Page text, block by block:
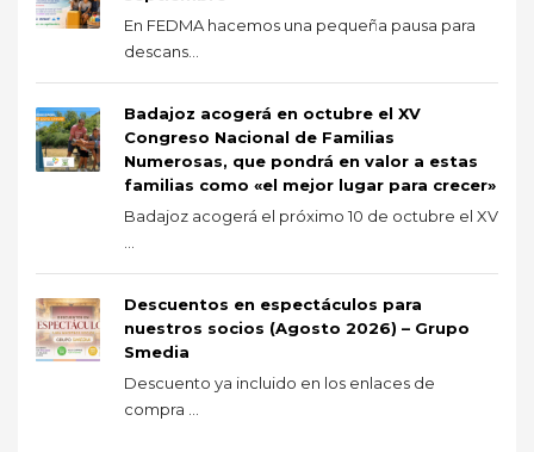
En FEDMA hacemos una pequeña pausa para
descans...
Badajoz acogerá en octubre el XV
Congreso Nacional de Familias
Numerosas, que pondrá en valor a estas
familias como «el mejor lugar para crecer»
Badajoz acogerá el próximo 10 de octubre el XV
Descuentos en espectáculos para
nuestros socios (Agosto 2026) – Grupo
Smedia
Descuento ya incluido en los enlaces de
compra ...